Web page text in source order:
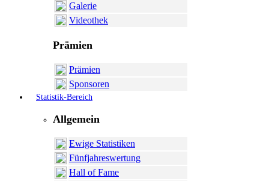
Galerie
Videothek
Prämien
Prämien
Sponsoren
Statistik-Bereich
Allgemein
Ewige Statistiken
Fünfjahreswertung
Hall of Fame